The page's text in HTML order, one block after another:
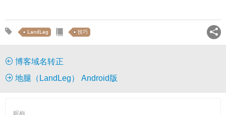
LandLeg 技巧
博客域名转正
地腿（LandLeg） Android版